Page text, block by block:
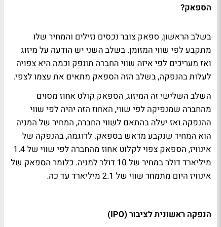
הספאק?
בשלב הראשון, ספאק צובר נכסים נזילים והמחיר שלו
מתקבע לפי שווי המזומן. בשלב השני יש הודעה על מיזוג
ואז מעריכים לפי איזה שווי החברה תונפק וכמה היא צפויה
לעלות בהנפקה, בשלב הזה הספאק מתאים את עצמו לצפי.
השלב השלישי זה המיזוג, הספאק קולט אחוז מסוים
מהחברה שמנפיקה לפי שווי, האחוז הזה יהיה לפי שווי
ההנפקה ואז יעלה בהתאם לשווי החברה, המחיר של המניה
הוא המחיר שנקבע מראש בספאק. לדוגמה, בהנפקה של
אינוויז, הספאק צפוי לקלוט אחוז מהחברה לפי שווי של 1.4
מיליארד דולר במחיר של 10 דולר למניה. כלומר הספאק של
אינוויז היום מתמחר שווי של 2.1 מיליארד עד כה.
הנפקה ראשונית לציבור (IPO)